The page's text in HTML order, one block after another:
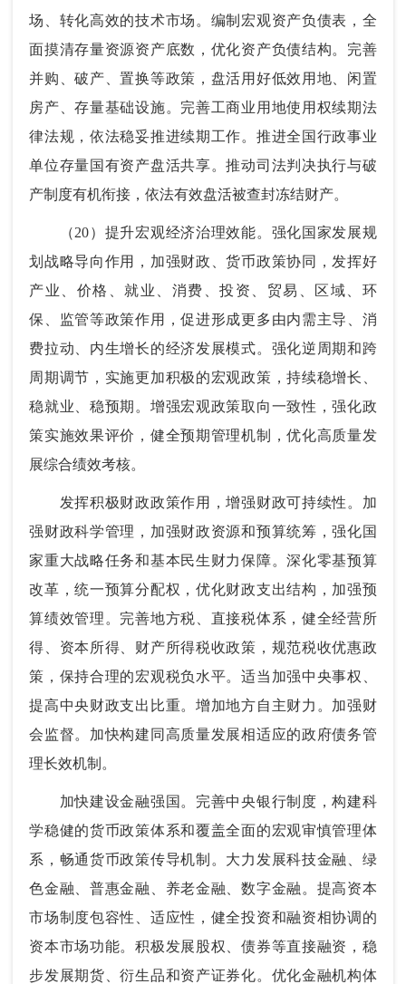
场、转化高效的技术市场。编制宏观资产负债表，全
面摸清存量资源资产底数，优化资产负债结构。完善
并购、破产、置换等政策，盘活用好低效用地、闲置
房产、存量基础设施。完善工商业用地使用权续期法
律法规，依法稳妥推进续期工作。推进全国行政事业
单位存量国有资产盘活共享。推动司法判决执行与破
产制度有机衔接，依法有效盘活被查封冻结财产。
（20）提升宏观经济治理效能。强化国家发展规
划战略导向作用，加强财政、货币政策协同，发挥好
产业、价格、就业、消费、投资、贸易、区域、环
保、监管等政策作用，促进形成更多由内需主导、消
费拉动、内生增长的经济发展模式。强化逆周期和跨
周期调节，实施更加积极的宏观政策，持续稳增长、
稳就业、稳预期。增强宏观政策取向一致性，强化政
策实施效果评价，健全预期管理机制，优化高质量发
展综合绩效考核。
发挥积极财政政策作用，增强财政可持续性。加
强财政科学管理，加强财政资源和预算统筹，强化国
家重大战略任务和基本民生财力保障。深化零基预算
改革，统一预算分配权，优化财政支出结构，加强预
算绩效管理。完善地方税、直接税体系，健全经营所
得、资本所得、财产所得税收政策，规范税收优惠政
策，保持合理的宏观税负水平。适当加强中央事权、
提高中央财政支出比重。增加地方自主财力。加强财
会监督。加快构建同高质量发展相适应的政府债务管
理长效机制。
加快建设金融强国。完善中央银行制度，构建科
学稳健的货币政策体系和覆盖全面的宏观审慎管理体
系，畅通货币政策传导机制。大力发展科技金融、绿
色金融、普惠金融、养老金融、数字金融。提高资本
市场制度包容性、适应性，健全投资和融资相协调的
资本市场功能。积极发展股权、债券等直接融资，稳
步发展期货、衍生品和资产证券化。优化金融机构体